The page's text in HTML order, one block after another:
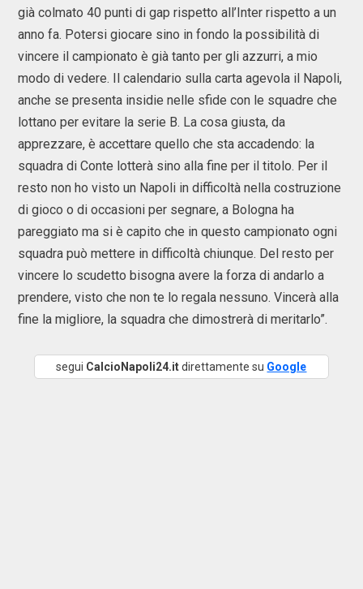
già colmato 40 punti di gap rispetto all’Inter rispetto a un
anno fa. Potersi giocare sino in fondo la possibilità di
vincere il campionato è già tanto per gli azzurri, a mio
modo di vedere. Il calendario sulla carta agevola il Napoli,
anche se presenta insidie nelle sfide con le squadre che
lottano per evitare la serie B. La cosa giusta, da
apprezzare, è accettare quello che sta accadendo: la
squadra di Conte lotterà sino alla fine per il titolo. Per il
resto non ho visto un Napoli in difficoltà nella costruzione
di gioco o di occasioni per segnare, a Bologna ha
pareggiato ma si è capito che in questo campionato ogni
squadra può mettere in difficoltà chiunque. Del resto per
vincere lo scudetto bisogna avere la forza di andarlo a
prendere, visto che non te lo regala nessuno. Vincerà alla
fine la migliore, la squadra che dimostrerà di meritarlo”.
segui CalcioNapoli24.itdirettamente su Google